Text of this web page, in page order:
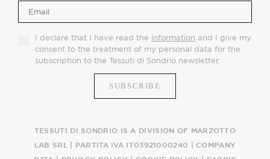
I declare that I have read the information and I give my
consent to the treatment of my personal data for the
subscription to the Tessuti di Sondrio newsletter.
TESSUTI DI SONDRIO IS A DIVISION OF MARZOTTO
LAB SRL | PARTITA IVA IT03921000240 | COMPANY